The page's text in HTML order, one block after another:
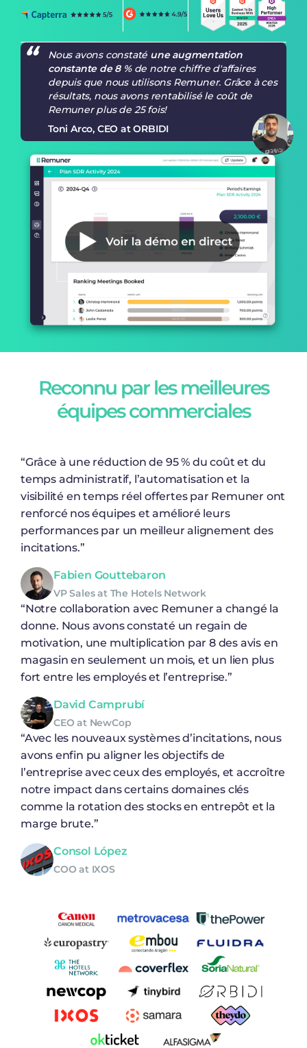
Nous avons constaté une augmentation
constante de 8 %de notre chiffre d'affaires
depuis que nous utilisons Remuner. Grâce à ces
résultats, nous avons rentabilisé le coût de
Remuner plus de 25 fois!
Toni Arco, CEO at ORBIDI
Reconnu par les meilleures
équipes commerciales
“Grâce à une réduction de 95 % du coût et du
temps administratif, l’automatisation et la
visibilité en temps réel offertes par Remuner ont
renforcé nos équipes et amélioré leurs
performances par un meilleur alignement des
incitations.”
Fabien Gouttebaron
VP Sales at The Hotels Network
“Notre collaboration avec Remuner a changé la
donne. Nous avons constaté un regain de
motivation, une multiplication par 8 des avis en
magasin en seulement un mois, et un lien plus
fort entre les employés et l’entreprise.”
David Camprubí
CEO at NewCop
“Avec les nouveaux systèmes d’incitations, nous
avons enfin pu aligner les objectifs de
l’entreprise avec ceux des employés, et accroître
notre impact dans certains domaines clés
comme la rotation des stocks en entrepôt et la
marge brute.”
Consol López
COO at IXOS